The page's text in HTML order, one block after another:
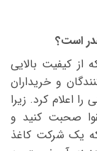
است؟
از کیفیت بالایی
و خریداران
اعلام کرد. زیرا
صحبت کنید و
یک شرکت کاغذ